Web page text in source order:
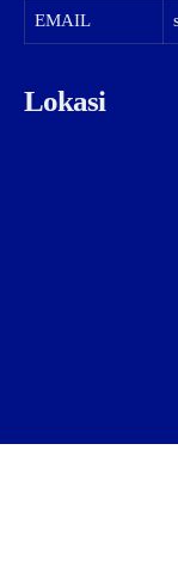
EMAIL
Lokasi